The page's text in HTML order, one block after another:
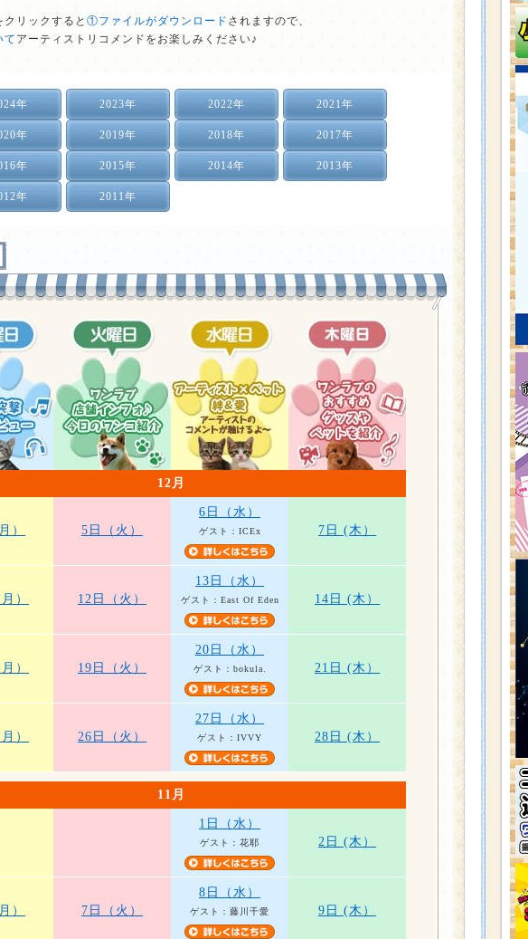
リックすると ①ファイルがダウンロード されますので、
て アーティストリコメンドをお楽しみください♪
年 2023年 2022年 2021年
年 2019年 2018年 2017年
年 2015年 2014年 2013年
年 2011年
12月
） 5日（火）
6日（水）
ゲスト：ICEx 7日 (木）
） 12日（火）
13日（水）
ゲスト：East Of Eden 14日 (木）
） 19日（火）
20日（水）
ゲスト：bokula. 21日 (木）
） 26日（火）
27日（水）
ゲスト：IVVY 28日 (木）
11月
1日（水）
ゲスト：花耶 2日 (木）
） 7日（火）
8日（水）
ゲスト：藤川千愛 9日 (木）